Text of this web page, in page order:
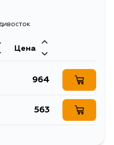
Цена
964
563